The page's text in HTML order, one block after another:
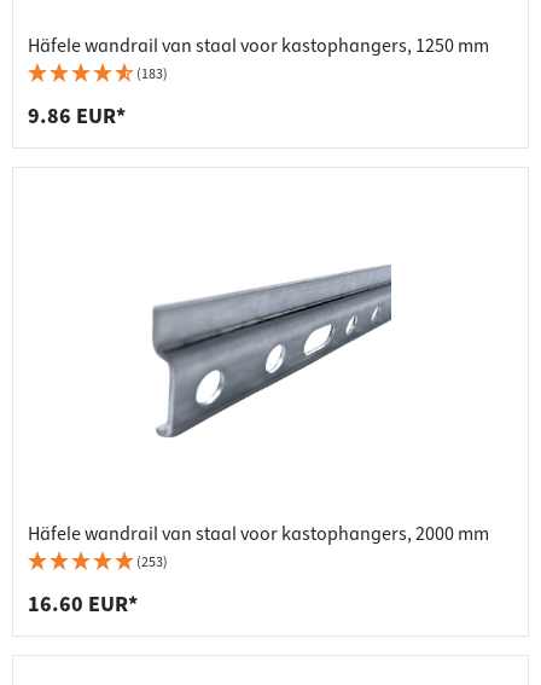
Häfele wandrail van staal voor kastophangers, 1250 mm
(183)
9.86 EUR*
Häfele wandrail van staal voor kastophangers, 2000 mm
(253)
16.60 EUR*